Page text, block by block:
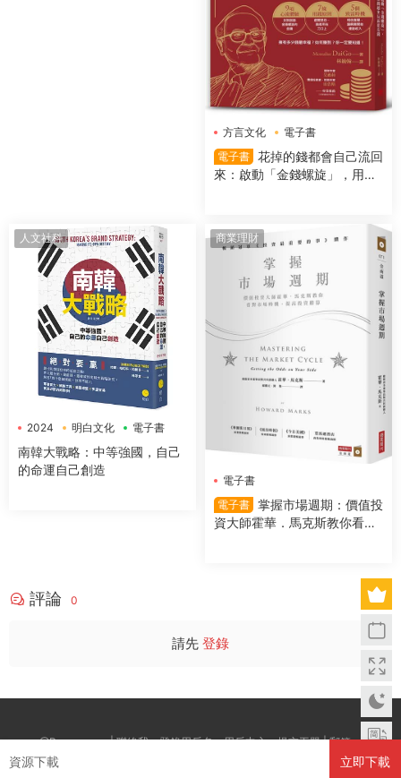
資源下載 立即下載
方言文化
電子書
電子書 花掉的錢都會自己流回
來：啟動「金錢螺旋」，用錢
人文社科
2024 明白文化 電子書
南韓大戰略：中等強國，自己
的命運自己創造
商業理財
電子書
電子書 掌握市場週期：價值投
資大師霍華．馬克斯教你看對
評論 0
請先 登錄
@Boxwc.com | 聯絡我：登錄用戶名--用戶中心--提交工單 | 郵箱：